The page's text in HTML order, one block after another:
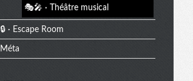
🎭🎤 · Théâtre musical
🔒 · Escape Room
Méta